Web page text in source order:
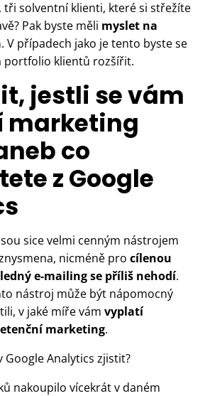
tři solventní klienti, které si střežíte
Pak byste měli myslet na
. V případech jako je tento byste se
portfolio klientů rozšířit.
jestli se vám
marketing
co
z Google
sice velmi cenným nástrojem
nicméně pro cílenou
e-mailing se příliš nehodí.
nástroj může být nápomocný
v jaké míře vám vyplatí
marketing.
Google Analytics zjistit?
nakoupilo vícekrát v daném